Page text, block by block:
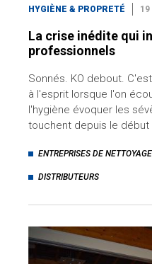
HYGIÈNE & PROPRETÉ 19
La crise inédite qui
professionnels
Sonnés. KO debout.
à l'esprit lorsque l'on
l'hygiène évoquer les
touchent depuis le début
ENTREPRISES DE NETTOYAGE
DISTRIBUTEURS